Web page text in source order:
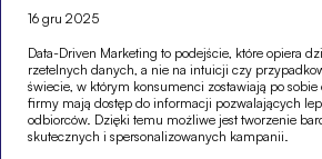
16 gru 2025
Data-Driven Marketing to podejście, które opiera
rzetelnych danych, a nie na intuicji czy
świecie, w którym konsumenci zostawiają po
firmy mają dostęp do informacji pozwalających
odbiorców. Dzięki temu możliwe jest tworzenie
skutecznych i spersonalizowanych kampanii.